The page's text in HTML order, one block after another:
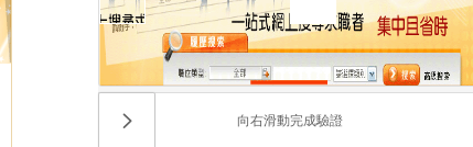
向右滑動完成驗證